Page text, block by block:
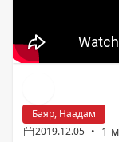
Баяр, Наадам
2019.12.05 • 1